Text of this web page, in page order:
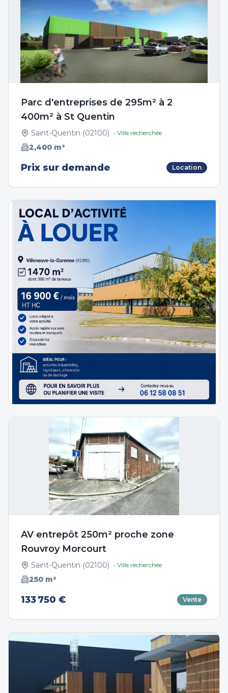
Parc d'entreprises de 295m² à 2
400m² à St Quentin
Saint-Quentin (02100) • Ville recherchée
2,400 m²
Prix sur demande Location
AV entrepôt 250m² proche zone
Rouvroy Morcourt
Saint-Quentin (02100) • Ville recherchée
250 m²
133 750 € Vente